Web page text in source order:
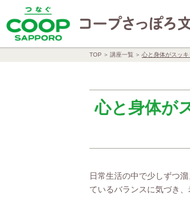
TOP 講座一覧 心と身体がスッ
心と身体が
日常生活の中で少しずつ
ているバランスに気づき